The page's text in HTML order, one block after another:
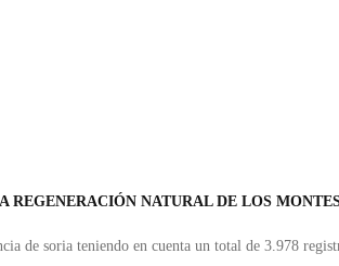
REGENERACIÓN NATURAL DE LOS
de soria teniendo en cuenta un total de 3.978